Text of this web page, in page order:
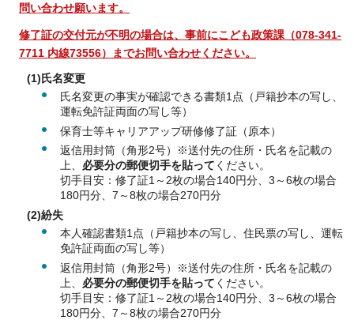
問い合わせ願います。
修了証の交付元が不明の場合は、事前にこども政策課（078-341-
7711 内線73556）までお問い合わせください。
(1)氏名変更
氏名変更の事実が確認できる書類1点（戸籍抄本の写し、
運転免許証両面の写し等）
保育士等キャリアアップ研修修了証（原本）
返信用封筒（角形2号）※送付先の住所・氏名を記載の
上、 必要分の郵便切手を貼って ください。
切手目安：修了証1～2枚の場合140円分、3～6枚の場合
180円分、7～8枚の場合270円分
(2)紛失
本人確認書類1点（戸籍抄本の写し、住民票の写し、運転
免許証両面の写し等）
返信用封筒（角形2号）※送付先の住所・氏名を記載の
上、 必要分の郵便切手を貼って ください。
切手目安：修了証1～2枚の場合140円分、3～6枚の場合
180円分、7～8枚の場合270円分